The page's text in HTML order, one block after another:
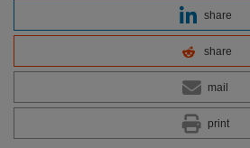
share
share
mail
print